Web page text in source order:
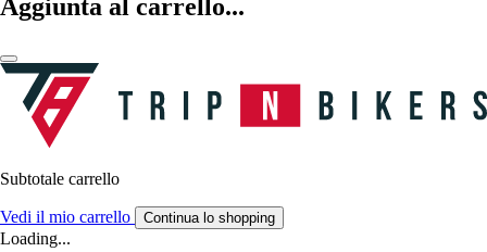
Aggiunta al carrello...
Subtotale carrello
Vedi il mio carrello Continua lo shopping
Loading...